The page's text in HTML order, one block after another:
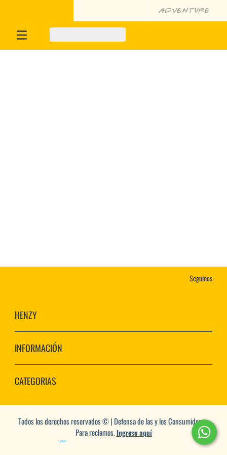
Seguinos
HENZY
INFORMACIÓN
CATEGORIAS
Todos los derechos reservados © | Defensa de las y los Consumidores.
Para reclamos.Ingrese aquí